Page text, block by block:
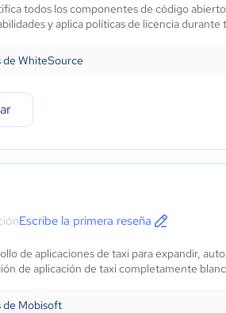
todos los componentes de código
y aplica políticas de licencia durante
de WhiteSource
Escribe la primera reseña
de aplicaciones de taxi para expandir,
de aplicación de taxi completamente
de Mobisoft